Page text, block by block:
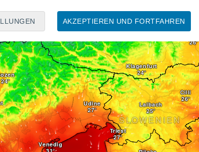
tun, können Sie Ihre Zustimmung jederzeit
Website auf "
Konfigurieren" oder unsere
reduzierter Daten zur Auswahl von
von Profilen zur Auswahl personalisierter
von Profilen zur Auswahl personalisierter
analyse von Zielgruppen durch Statistiken oder
der Angebote, verwendung reduzierter
Werbung und Inhalte, Messung von
Entwicklung und Verbesserung von Angeboten.
AKZEPTIEREN UND FORTFAHREN
ÖSTERREICH
Venedig
Triest
Udine
SLOWENIEN
Laibach
Klagenfurt
Cilli